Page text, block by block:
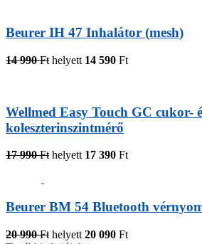
Beurer IH 47 Inhalátor (mesh)
14 990 Ft helyett 14 590 Ft
Wellmed Easy Touch GC cukor-
koleszterinszintmérő
17 990 Fthelyett 17 390 Ft
Beurer BM 54 Bluetooth
20 990 Ft helyett 20 090 Ft